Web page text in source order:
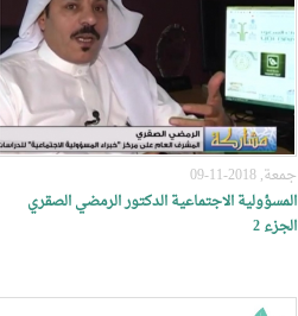
جمعة, 2018-11-09
المسؤولية الاجتماعية الدكتور الرمضي الصقري
الجزء 2